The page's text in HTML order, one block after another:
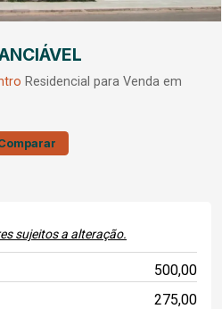
Residencial para Venda em
sujeitos a alteração.
500,00
275,00